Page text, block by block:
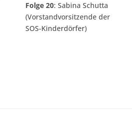
Folge 20: Sabina Schutta
(Vorstandvorsitzende der
SOS-Kinderdörfer)